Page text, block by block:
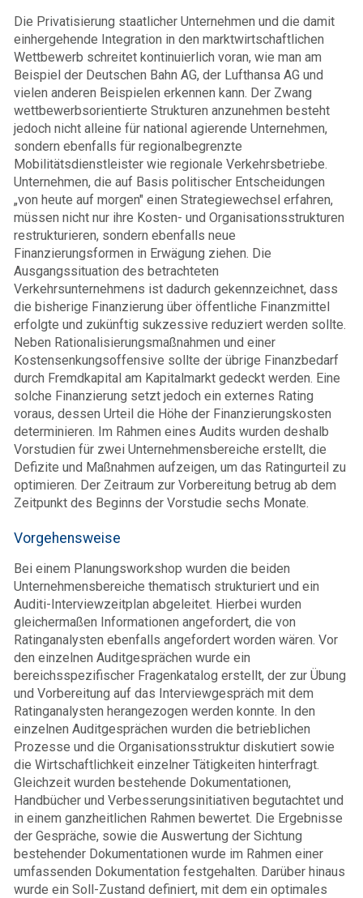
Die Privatisierung staatlicher Unternehmen und die damit
einhergehende Integration in den marktwirtschaftlichen
Wettbewerb schreitet kontinuierlich voran, wie man am
Beispiel der Deutschen Bahn AG, der Lufthansa AG und
vielen anderen Beispielen erkennen kann. Der Zwang
wettbewerbsorientierte Strukturen anzunehmen besteht
jedoch nicht alleine für national agierende Unternehmen,
sondern ebenfalls für regionalbegrenzte
Mobilitätsdienstleister wie regionale Verkehrsbetriebe.
Unternehmen, die auf Basis politischer Entscheidungen
„von heute auf morgen" einen Strategiewechsel erfahren,
müssen nicht nur ihre Kosten- und Organisationsstrukturen
restrukturieren, sondern ebenfalls neue
Finanzierungsformen in Erwägung ziehen. Die
Ausgangssituation des betrachteten
Verkehrsunternehmens ist dadurch gekennzeichnet, dass
die bisherige Finanzierung über öffentliche Finanzmittel
erfolgte und zukünftig sukzessive reduziert werden sollte.
Neben Rationalisierungsmaßnahmen und einer
Kostensenkungsoffensive sollte der übrige Finanzbedarf
durch Fremdkapital am Kapitalmarkt gedeckt werden. Eine
solche Finanzierung setzt jedoch ein externes Rating
voraus, dessen Urteil die Höhe der Finanzierungskosten
determinieren. Im Rahmen eines Audits wurden deshalb
Vorstudien für zwei Unternehmensbereiche erstellt, die
Defizite und Maßnahmen aufzeigen, um das Ratingurteil zu
optimieren. Der Zeitraum zur Vorbereitung betrug ab dem
Zeitpunkt des Beginns der Vorstudie sechs Monate.
Vorgehensweise
Bei einem Planungsworkshop wurden die beiden
Unternehmensbereiche thematisch strukturiert und ein
Auditi-Interviewzeitplan abgeleitet. Hierbei wurden
gleichermaßen Informationen angefordert, die von
Ratinganalysten ebenfalls angefordert worden wären. Vor
den einzelnen Auditgesprächen wurde ein
bereichsspezifischer Fragenkatalog erstellt, der zur Übung
und Vorbereitung auf das Interviewgespräch mit dem
Ratinganalysten herangezogen werden konnte. In den
einzelnen Auditgesprächen wurden die betrieblichen
Prozesse und die Organisationsstruktur diskutiert sowie
die Wirtschaftlichkeit einzelner Tätigkeiten hinterfragt.
Gleichzeit wurden bestehende Dokumentationen,
Handbücher und Verbesserungsinitiativen begutachtet und
in einem ganzheitlichen Rahmen bewertet. Die Ergebnisse
der Gespräche, sowie die Auswertung der Sichtung
bestehender Dokumentationen wurde im Rahmen einer
umfassenden Dokumentation festgehalten. Darüber hinaus
wurde ein Soll-Zustand definiert, mit dem ein optimales